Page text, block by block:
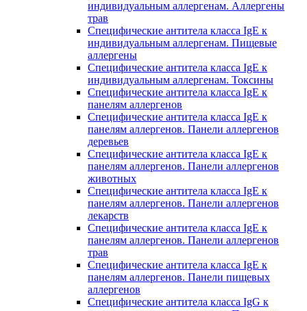
индивидуальным аллергенам. Аллергены
трав
Специфические антитела класса IgE к
индивидуальным аллергенам. Пищевые
аллергены
Специфические антитела класса IgE к
индивидуальным аллергенам. Токсины
Специфические антитела класса IgE к
панелям аллергенов
Специфические антитела класса IgE к
панелям аллергенов. Панели аллергенов
деревьев
Специфические антитела класса IgE к
панелям аллергенов. Панели аллергенов
животных
Специфические антитела класса IgE к
панелям аллергенов. Панели аллергенов
лекарств
Специфические антитела класса IgE к
панелям аллергенов. Панели аллергенов
трав
Специфические антитела класса IgE к
панелям аллергенов. Панели пищевых
аллергенов
Специфические антитела класса IgG к